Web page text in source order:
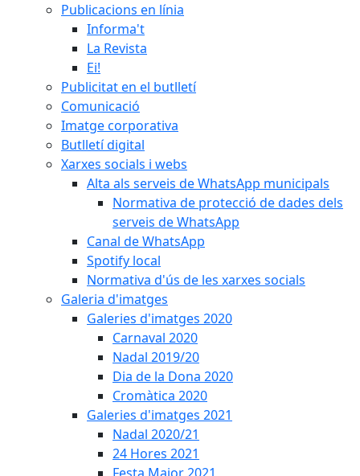
Publicacions en línia
Informa't
La Revista
Ei!
Publicitat en el butlletí
Comunicació
Imatge corporativa
Butlletí digital
Xarxes socials i webs
Alta als serveis de WhatsApp municipals
Normativa de protecció de dades dels
serveis de WhatsApp
Canal de WhatsApp
Spotify local
Normativa d'ús de les xarxes socials
Galeria d'imatges
Galeries d'imatges 2020
Carnaval 2020
Nadal 2019/20
Dia de la Dona 2020
Cromàtica 2020
Galeries d'imatges 2021
Nadal 2020/21
24 Hores 2021